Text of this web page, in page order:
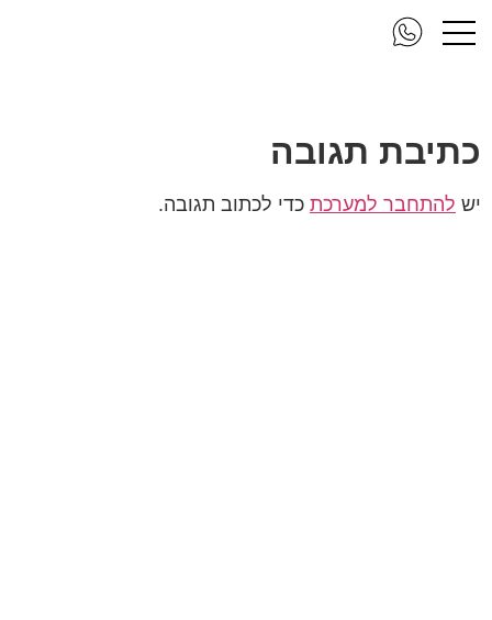
משרדי מילניום1
כתיבת תגובה
יש להתחבר למערכת כדי לכתוב תגובה.